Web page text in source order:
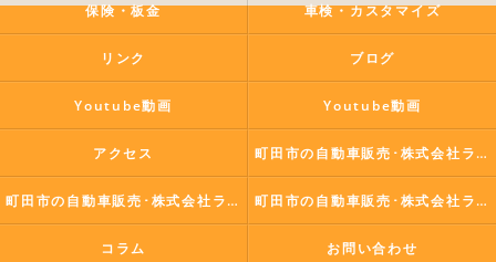
保険・板金 車検・カスタマイズ
リンク ブログ
Youtube動画 Youtube動画
アクセス 町田市の自動車販売･株式会社ラポールコーポレーションの口コミ情報
町田市の自動車販売･株式会社ラポールコーポレーションの評判 町田市の自動車販売･株式会社ラポールコーポレーションのお客様の声
コラム お問い合わせ